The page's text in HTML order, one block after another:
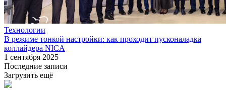
Технологии
В режиме тонкой настройки: как проходит пусконаладка
коллайдера NICA
1 сентября 2025
Последние записи
Загрузить ещё